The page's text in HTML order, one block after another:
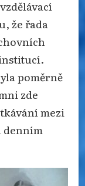
že řada
poměrně
zde
mezi
denním